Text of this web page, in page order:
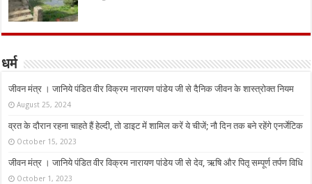
धर्म
जीवन मंत्र । जानिये पंडित वीर विक्रम नारायण पांडेय जी से दैनिक जीवन के शास्त्रोक्त नियम
August 25, 2024
व्रत के दौरान रहना चाहते हैं हेल्दी, तो डाइट में शामिल करें ये चीजें; नौ दिन तक बने रहेंगे एनर्जेटिक
October 15, 2023
जीवन मंत्र । जानिये पंडित वीर विक्रम नारायण पांडेय जी से देव, ऋषि और पितृ सम्पूर्ण तर्पण विधि
October 1, 2023